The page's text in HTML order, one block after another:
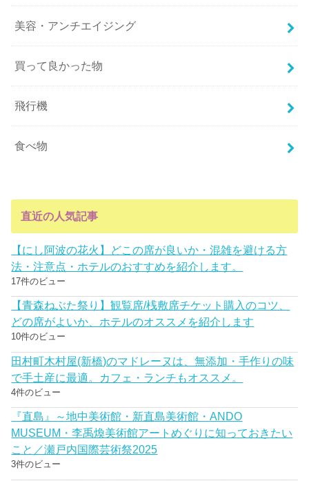
美容・アンチエイジング
買って良かった物
飛行機
食べ物
直近の人気記事
【にし阿波の花火】どこの席が良いか・混雑を避ける方
法・注意点・ホテルのおすすめを紹介します。
17件のビュー
【青森ねぶた祭り】観覧席/桟敷席チケット購入のコツ、
どの席がよいか、ホテルのオススメを紹介します
10件のビュー
田村町木村屋(新橋)のマドレーヌは、無添加・手作りの味
で手土産に最適。カフェ・ランチもオススメ。
4件のビュー
『直島』～地中美術館・新直島美術館・ANDO
MUSEUM・李禹煥美術館アートめぐりに知っておきたい
こと／瀬戸内国際芸術祭2025
3件のビュー